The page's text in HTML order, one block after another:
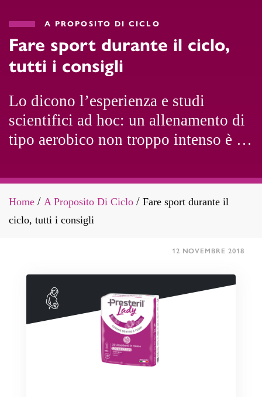
A PROPOSITO DI CICLO
Fare sport durante il ciclo,
tutti i consigli
Lo dicono l’esperienza e studi
scientifici ad hoc: un allenamento di
tipo aerobico non troppo intenso è di
mestruazioni.
Home / A Proposito Di Ciclo / Fare sport durante il
ciclo, tutti i consigli
12 NOVEMBRE 2018